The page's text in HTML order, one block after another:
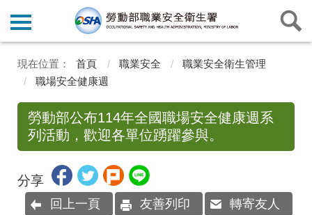
首頁 職業安全
職業安全衛生管理
職場安全健康週
勞動部公布114年全國職場安全健康週系
列活動，歡迎各單位踴躍參與。
分享
回上一頁 友善列印 轉寄友人